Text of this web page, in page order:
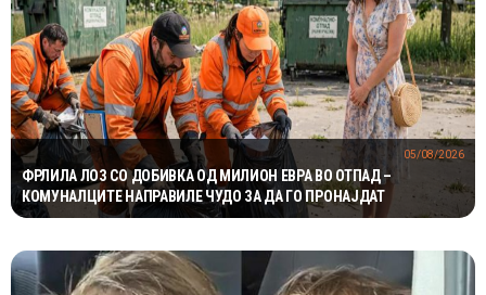
ФРЛИЛА ЛОЗ СО ДОБИВКА ОД МИЛИОН ЕВРА ВО ОТПАД –
КОМУНАЛЦИТЕ НАПРАВИЛЕ ЧУДО ЗА ДА ГО ПРОНАЈДАТ
05/08/2026